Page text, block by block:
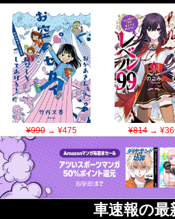
¥990→ ¥475 ¥814→
車速報の最